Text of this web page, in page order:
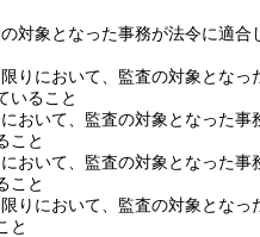
対象となった事務が法令に適
りにおいて、監査の対象となっ
いること
おいて、監査の対象となった
こと
おいて、監査の対象となった
こと
りにおいて、監査の対象とな
と